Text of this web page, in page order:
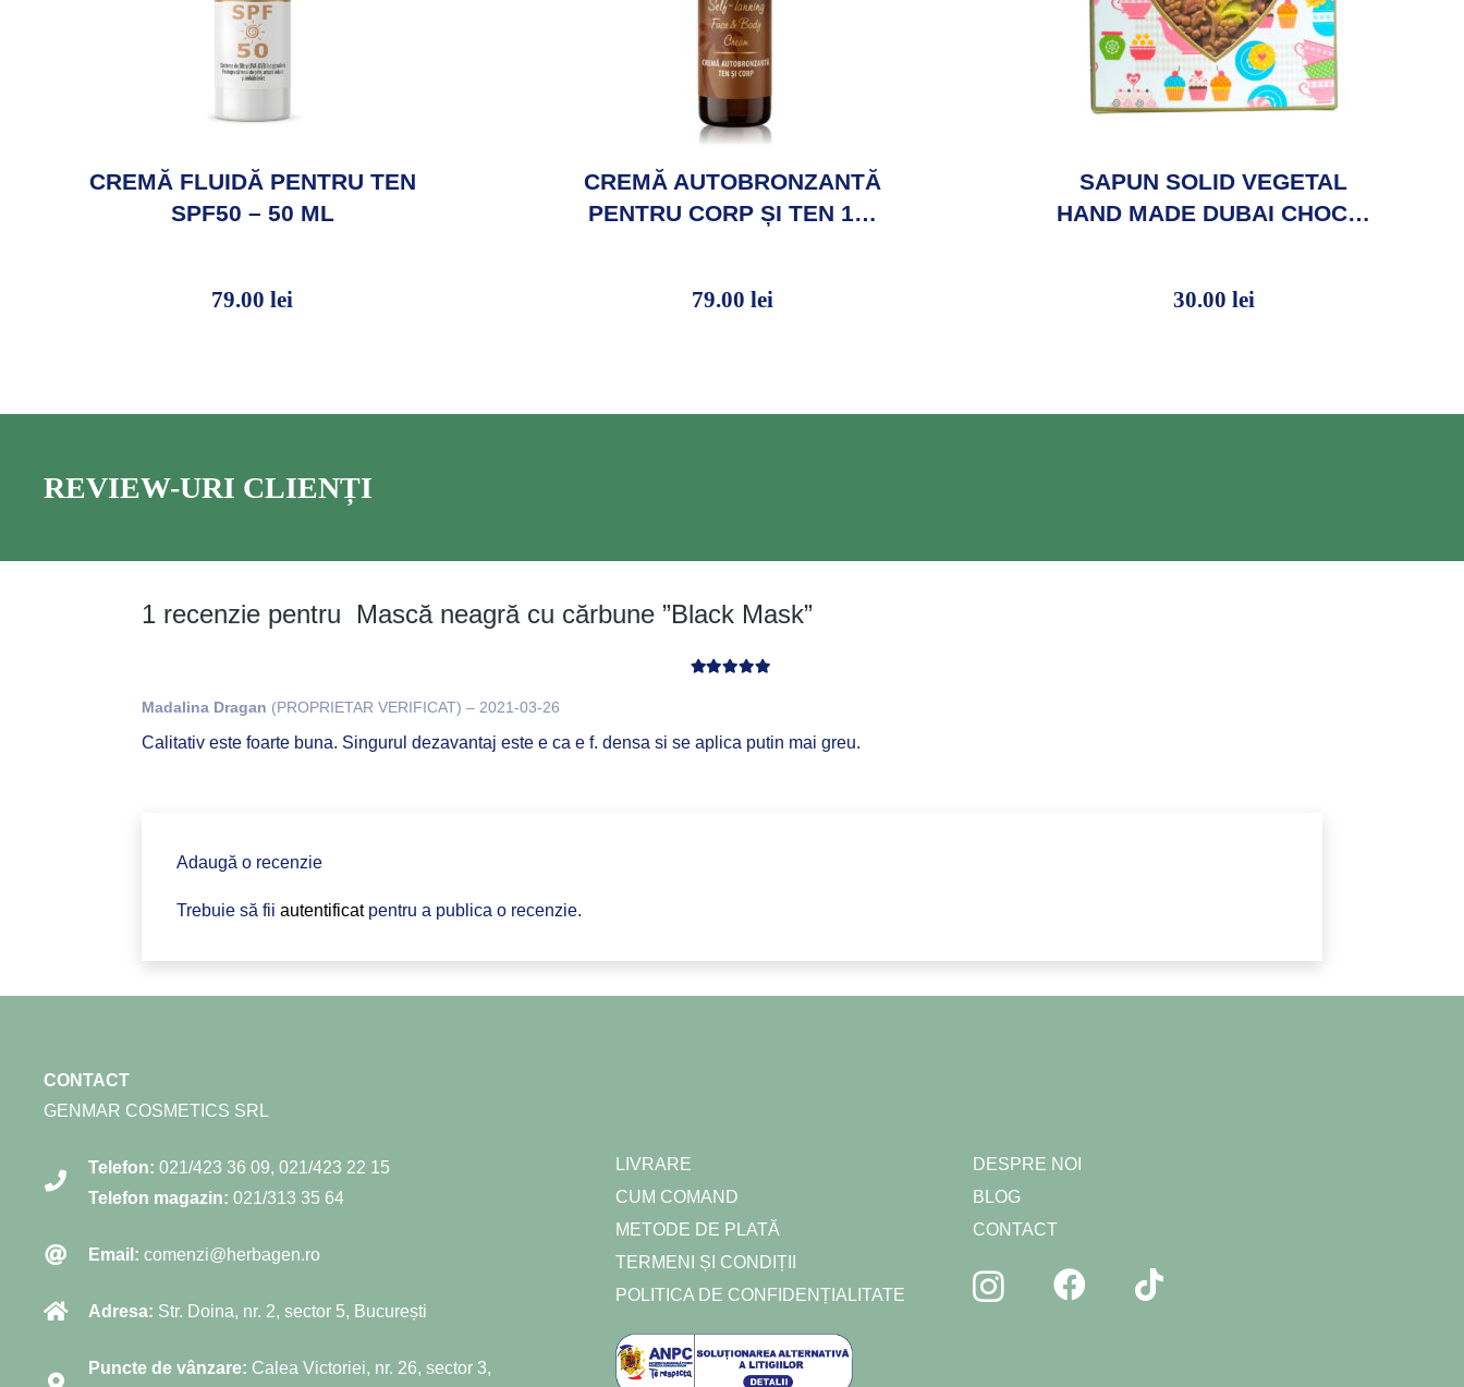
CREMĂ FLUIDĂ PENTRU TEN
SPF50 – 50 ML
79.00lei
CREMĂ AUTOBRONZANTĂ
PENTRU CORP ȘI TEN 1…
79.00lei
SAPUN SOLID VEGETAL
HAND MADE DUBAI CHOC…
30.00 lei
REVIEW-URI CLIENȚI
1 recenzie pentru Mască neagră cu cărbune ”Black Mask”
Madalina Dragan (PROPRIETAR VERIFICAT) – 2021-03-26
Calitativ este foarte buna. Singurul dezavantaj este e ca e f. densa si se aplica putin mai greu.
Adaugă o recenzie
Trebuie să fii autentificatpentru a publica o recenzie.
CONTACT
GENMAR COSMETICS SRL
Telefon: 021/423 36 09, 021/423 22 15
Telefon magazin: 021/313 35 64
Email: comenzi@herbagen.ro
Adresa: Str. Doina, nr. 2, sector 5, București
Puncte de vânzare: Calea Victoriei, nr. 26, sector 3,
LIVRARE
CUM COMAND
METODE DE PLATĂ
TERMENI ȘI CONDIȚII
POLITICA DE CONFIDENȚIALITATE
DESPRE NOI
BLOG
CONTACT